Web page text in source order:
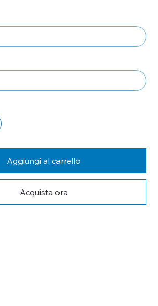
Aggiungi al carrello
Acquista ora